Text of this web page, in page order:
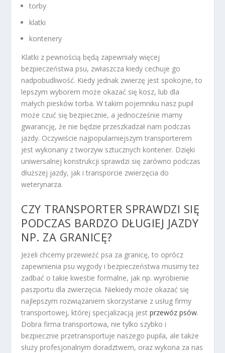
torby
klatki
kontenery
Klatki z pewnością będą zapewniały więcej
bezpieczeństwa psu, zwłaszcza kiedy cechuje go
nadpobudliwość. Kiedy jednak zwierzę jest spokojne, to
lepszym wyborem może okazać się kosz, lub dla
małych piesków torba. W takim pojemniku nasz pupil
może czuć się bezpiecznie, a jednocześnie mamy
gwarancję, że nie będzie przeszkadzał nam podczas
jazdy. Oczywiście najpopularniejszym transporterem
jest wykonany z tworzyw sztucznych kontener. Dzięki
uniwersalnej konstrukcji sprawdzi się zarówno podczas
dłuższej jazdy, jak i transporcie zwierzęcia do
weterynarza.
CZY TRANSPORTER SPRAWDZI SIĘ
PODCZAS BARDZO DŁUGIEJ JAZDY
NP. ZA GRANICĘ?
Jeżeli chcemy przewieźć psa za granicę, to oprócz
zapewnienia psu wygody i bezpieczeństwa musimy też
zadbać o takie kwestie formalne, jak np. wyrobienie
paszportu dla zwierzęcia. Niekiedy może okazać się
najlepszym rozwiązaniem skorzystanie z usług firmy
transportowej, której specjalizacją jestprzewóz psów.
Dobra firma transportowa, nie tylko szybko i
bezpiecznie przetransportuje naszego pupila, ale także
służy profesjonalnym doradztwem, oraz wykona za nas